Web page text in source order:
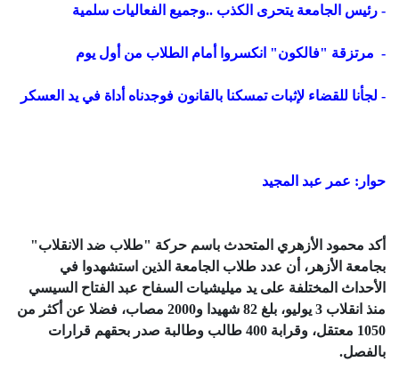
- رئيس الجامعة يتحرى الكذب ..وجميع الفعاليات سلمية
- مرتزقة "فالكون" انكسروا أمام الطلاب من أول يوم
- لجأنا للقضاء لإثبات تمسكنا بالقانون فوجدناه أداة في يد العسكر
حوار: عمر عبد المجيد
أكد محمود الأزهري المتحدث باسم حركة "طلاب ضد الانقلاب"
بجامعة الأزهر، أن عدد طلاب الجامعة الذين استشهدوا في
الأحداث المختلفة على يد ميليشيات السفاح عبد الفتاح السيسي
منذ انقلاب 3 يوليو، بلغ 82 شهيدا و2000 مصاب، فضلا عن أكثر من
1050 معتقل، وقرابة 400 طالب وطالبة صدر بحقهم قرارات
بالفصل.